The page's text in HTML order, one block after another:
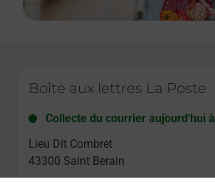
Boîte aux lettres La Poste
Collecte du courrier aujourd'hui à
Lieu Dit Combret
43300 Saint Berain